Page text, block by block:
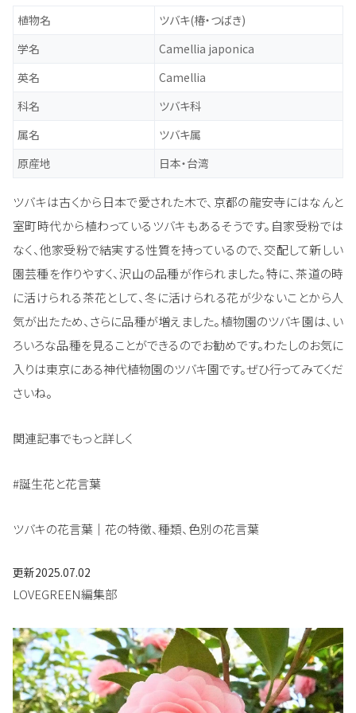
植物名
ツバキ(椿・つばき)
学名
Camellia japonica
英名
Camellia
科名
ツバキ科
属名
ツバキ属
原産地
日本・台湾
ツバキは古くから日本で愛された木で、京都の龍安寺にはなんと
室町時代から植わっているツバキもあるそうです。自家受粉では
なく、他家受粉で結実する性質を持っているので、交配して新しい
園芸種を作りやすく、沢山の品種が作られました。特に、茶道の時
に活けられる茶花として、冬に活けられる花が少ないことから人
気が出たため、さらに品種が増えました。植物園のツバキ園は、い
ろいろな品種を見ることができるのでお勧めです。わたしのお気に
入りは東京にある神代植物園のツバキ園です。ぜひ行ってみてくだ
さいね。
関連記事でもっと詳しく
#誕生花と花言葉
ツバキの花言葉｜花の特徴、種類、色別の花言葉
更新2025.07.02
LOVEGREEN編集部